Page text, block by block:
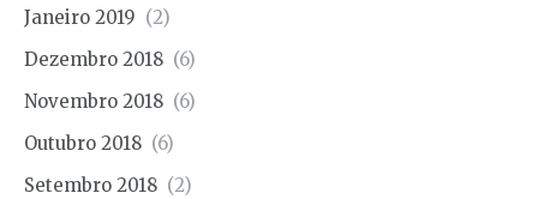
Janeiro 2019 (2)
Dezembro 2018 (6)
Novembro 2018 (6)
Outubro 2018 (6)
Setembro 2018 (2)